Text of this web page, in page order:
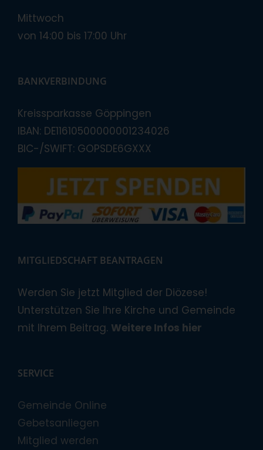
Mittwoch
von 14:00 bis 17:00 Uhr
BANKVERBINDUNG
Kreissparkasse Göppingen
IBAN: DE11610500000001234026
BIC-/SWIFT: GOPSDE6GXXX
MITGLIEDSCHAFT BEANTRAGEN
Werden Sie jetzt Mitglied der Diözese!
Unterstützen Sie Ihre Kirche und Gemeinde
mit Ihrem Beitrag. Weitere Infos hier
SERVICE
Gemeinde Online
Gebetsanliegen
Mitglied werden